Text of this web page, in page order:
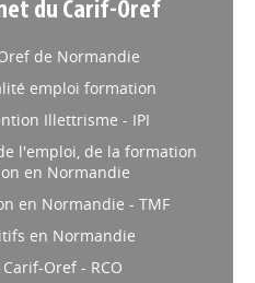
du Carif-Oref
de Normandie
emploi formation
Illettrisme - IPI
l'emploi, de la formation
en Normandie
en Normandie - TMF
en Normandie
Oref - RCO